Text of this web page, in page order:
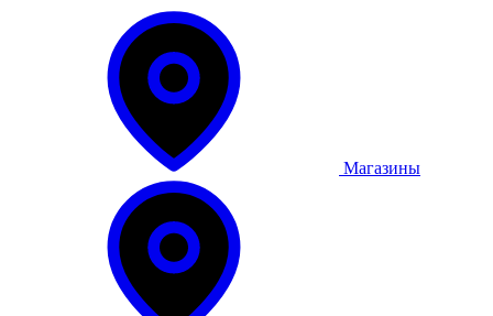
Магазины